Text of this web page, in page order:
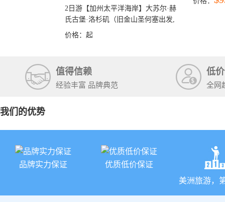
2日游【加州太平洋海岸】大苏尔·赫
氏古堡·洛杉矶（旧金山圣何塞出发,
洛杉矶结束）
价格： 起
值得信赖
经验丰富 品牌典范
低
全网
我们的优势
品牌实力保证
优质低价保证
美洲旅游，